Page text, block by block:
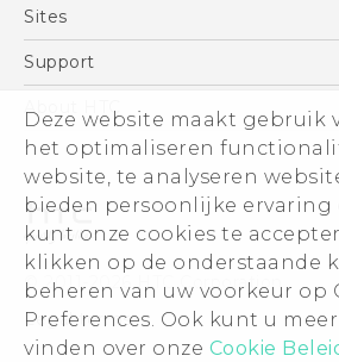
Deze website maakt gebruik
het optimaliseren
website, te analyseren
bieden persoonlijke ervaring
kunt onze cookies te
klikken op de onderstaande
beheren van uw voorkeur op
Preferences. Ook kunt u
vinden over onze Cookie
Deutsch -
Deutsch - Informationen
English - User
Safety and
Telefoons
Vive
Accessoires
Sites
HTC Vive
Aan de slag
Support
Support voor eCommerce
About HTC
ESG
Informatie over het bedrijf
Voor beleggers (engels)
Cookie Preferences
Vacatures
Security and Privacy Whitepaper
© 2011-2026 HTC Corporation
Legal terms